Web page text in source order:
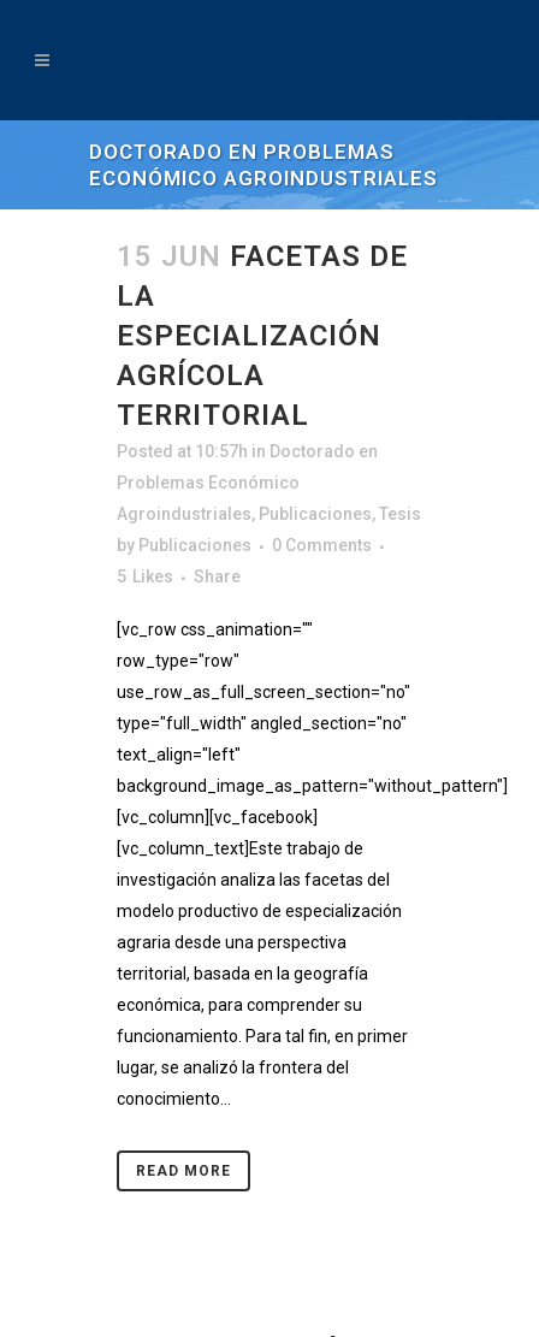
DOCTORADO EN PROBLEMAS
ECONÓMICO AGROINDUSTRIALES
15 JUN FACETAS DE
LA
ESPECIALIZACIÓN
AGRÍCOLA
TERRITORIAL
Posted at 10:57h in Doctorado en
Problemas Económico
Agroindustriales, Publicaciones,Tesis
by Publicaciones
0 Comments
5 Likes Share
[vc_row css_animation=""
row_type="row"
use_row_as_full_screen_section="no"
type="full_width" angled_section="no"
text_align="left"
background_image_as_pattern="without_pattern"]
[vc_column][vc_facebook]
[vc_column_text]Este trabajo de
investigación analiza las facetas del
modelo productivo de especialización
agraria desde una perspectiva
territorial, basada en la geografía
económica, para comprender su
funcionamiento. Para tal fin, en primer
lugar, se analizó la frontera del
conocimiento...
READ MORE